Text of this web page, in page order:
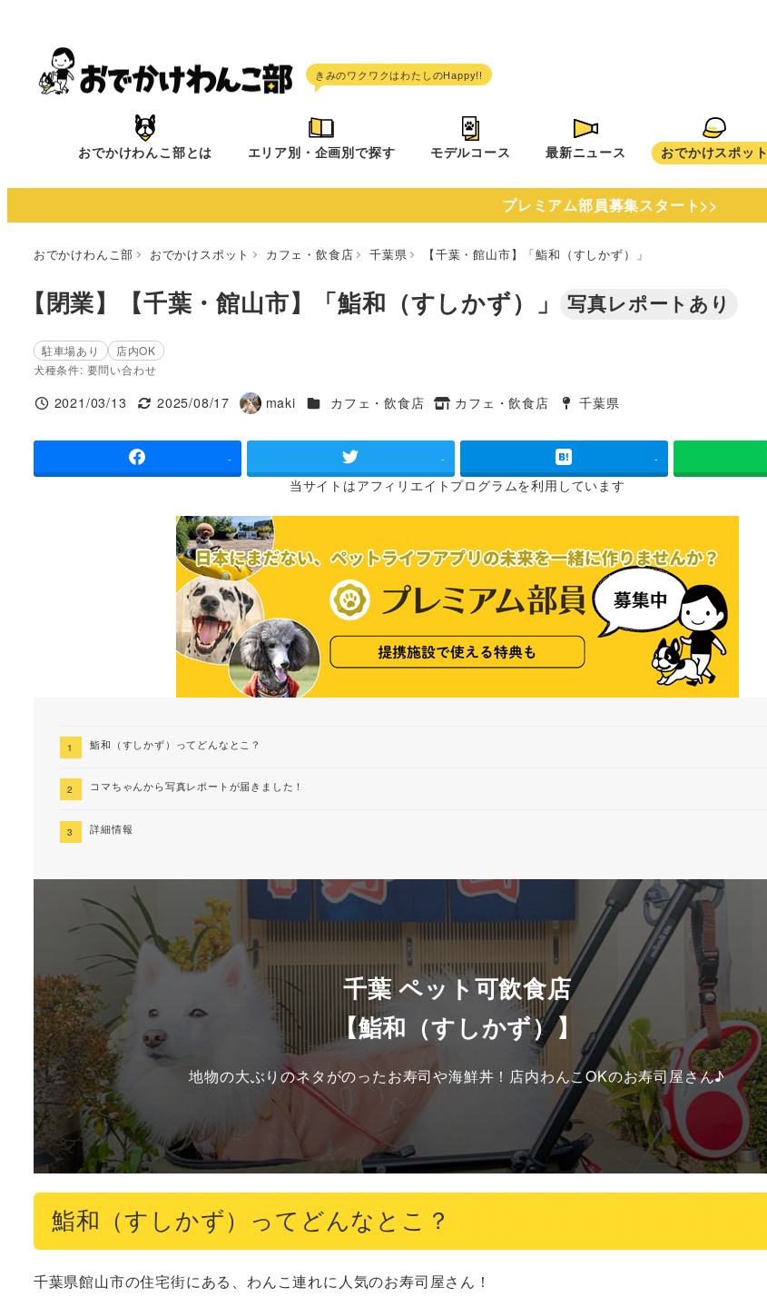
へ
おでかけわんこ部とは エリア別・企画別で探す モデルコース 最新ニュース おでかけスポット
プレミアム部員募集スタート>>
おでかけわんこ部 おでかけスポット カフェ・飲食店 千葉県 【千葉・館山市】「鮨和（すしかず）」
【閉業】【千葉・館山市】「鮨和（すしかず）」 写真レポートあり
駐車場あり
店内OK
犬種条件: 要問い合わせ
投稿日
2021/03/13
更新日
2025/08/17
著
maki 施設ジャンル
カフェ・飲食店
タグ
カフェ・飲食店
タグ
千葉県
- - -
当サイトはアフィリエイトプログラムを利用しています
鮨和（すしかず）ってどんなとこ？
コマちゃんから写真レポートが届きました！
詳細情報
千葉 ペット可飲食店
【鮨和（すしかず）】
地物の大ぶりのネタがのったお寿司や海鮮丼！店内わんこOKのお寿司屋さん♪
鮨和（すしかず）ってどんなとこ？
千葉県館山市の住宅街にある、わんこ連れに人気のお寿司屋さん！